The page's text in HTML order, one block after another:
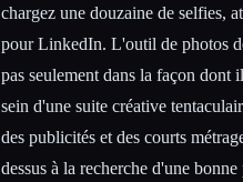
chargez une douzaine de selfies,
pour LinkedIn. L'outil de photos
pas seulement dans la façon dont
sein d'une suite créative
des publicités et des courts
dessus à la recherche d'une